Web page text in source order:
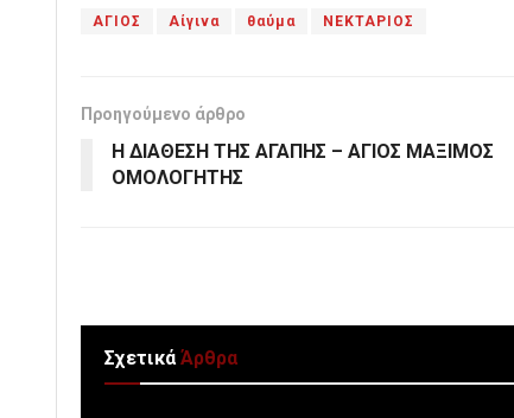
ΑΓΙΟΣ Αίγινα θαύμα ΝΕΚΤΑΡΙΟΣ
Προηγούμενο άρθρο
Η ΔΙΑΘΕΣΗ ΤΗΣ ΑΓΑΠΗΣ – ΑΓΙΟΣ ΜΑΞΙΜΟΣ
ΟΜΟΛΟΓΗΤΗΣ
ΣχετικάΆρθρα